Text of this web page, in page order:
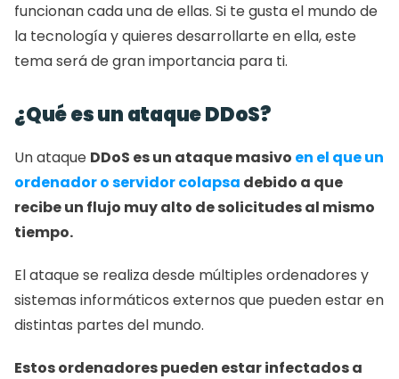
funcionan cada una de ellas. Si te gusta el mundo de
la tecnología y quieres desarrollarte en ella, este
tema será de gran importancia para ti.
¿Qué es un ataque DDoS?
Un ataque DDoS es un ataque masivo en el que un
ordenador o servidor colapsa debido a que
recibe un flujo muy alto de solicitudes al mismo
tiempo.
El ataque se realiza desde múltiples ordenadores y
sistemas informáticos externos que pueden estar en
distintas partes del mundo.
Estos ordenadores pueden estar infectados a